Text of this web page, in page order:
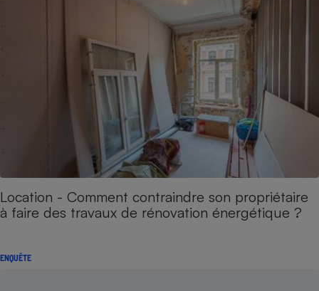
Location - Comment contraindre son propriétaire
à faire des travaux de rénovation énergétique ?
ENQUÊTE